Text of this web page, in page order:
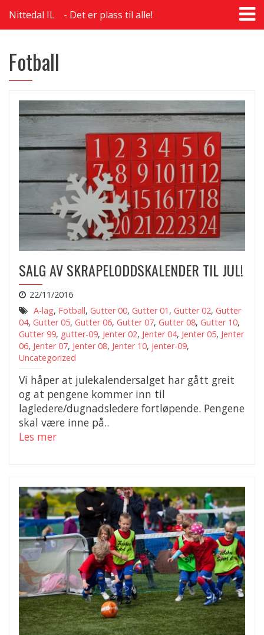
Nittedal IL Det er plass til alle!
Fotball
SALG AV SKRAPELODDSKALENDER TIL JUL!
22/11/2016
A-lag, Fotball, Gutter 00, Gutter 01 , Gutter 02, Gutter
04, Gutter 05, Gutter 06, Gutter 07, Gutter 08, Gutter 10,
Gutter 99, gutter-09, Jenter 02, Jenter 04, Jenter 05, Jenter
06, Jenter 07, Jenter 08, Jenter 10, jenter-09,
Uncategorized
Vi håper at julekalendersalget har gått greit
og at pengene kommer inn til
lagledere/dugnadsledere fortløpende. Pengene
skal være inne på..
Les mer